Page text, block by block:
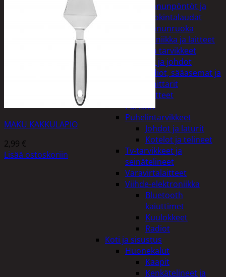
Linnunpöntöt ja
ruokintalaudat
Linnunruoka
Kodin elektroniikka ja laitteet
Imurit ja tarvikkeet
Kaapelit ja johdot
Kelloradiot, sääasemat ja
lämpömittarit
Oheislaitteet
Paristot
Puhelintarvikkeet
Johdot ja laturit
Kotelot ja telineet
Tv-tarvikkeet ja
seinätelineet
Varavirtalaitteet
Viihde-elektroniikka
Bluetooth
kaiuttimet
Kuulokkeet
Radiot
Koti ja sisustus
Huonekalut
Kaapit
Kenkätelineet ja
MAKU KAKKULAPIO
2,99 €
Lisää ostoskoriin